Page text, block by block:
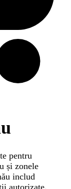
pentru
și zonele
includ
autorizate.